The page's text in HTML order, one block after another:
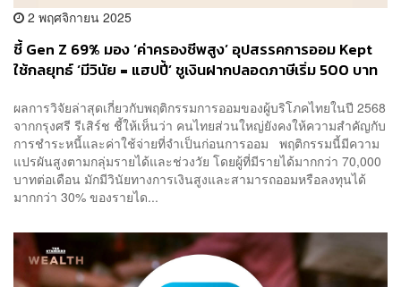
2 พฤศจิกายน 2025
ชี้ Gen Z 69% มอง ‘ค่าครองชีพสูง’ อุปสรรคการออม Kept
ใช้กลยุทธ์ ‘มีวินัย = แฮปปี้’ ชูเงินฝากปลอดภาษีเริ่ม 500 บาท
ผลการวิจัยล่าสุดเกี่ยวกับพฤติกรรมการออมของผู้บริโภคไทยในปี 2568
จากกรุงศรี รีเสิร์ช ชี้ให้เห็นว่า คนไทยส่วนใหญ่ยังคงให้ความสำคัญกับ
การชำระหนี้และค่าใช้จ่ายที่จำเป็นก่อนการออม พฤติกรรมนี้มีความ
แปรผันสูงตามกลุ่มรายได้และช่วงวัย โดยผู้ที่มีรายได้มากกว่า 70,000
บาทต่อเดือน มักมีวินัยทางการเงินสูงและสามารถออมหรือลงทุนได้
มากกว่า 30% ของรายได...